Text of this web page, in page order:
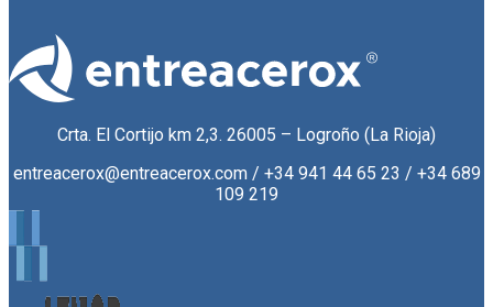
Crta. El Cortijo km 2,3. 26005 – Logroño (La Rioja)
entreacerox@entreacerox.com / +34 941 44 65 23 / +34 689
109 219